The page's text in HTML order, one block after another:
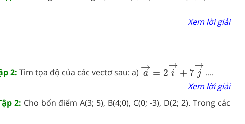
Xem lời giải
2: Tìm tọa độ của các vectơ sau: a)
→
a = 2
→
i + 7
→
j
→ i→ →
....
Xem lời giải
2: Cho bốn điểm A(3; 5), B(4;0), C(0; -3), D(2; 2). Trong các